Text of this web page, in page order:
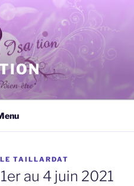
TAILLARDAT
au 4 juin 2021